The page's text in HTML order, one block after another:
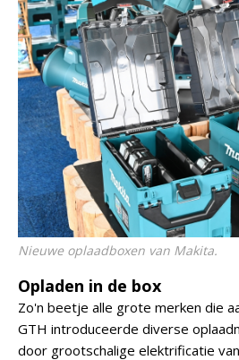
Nieuwe oplaadboxen van Makita.
Opladen in de box
Zo'n beetje alle grote merken die
GTH introduceerde diverse
door grootschalige elektrificatie